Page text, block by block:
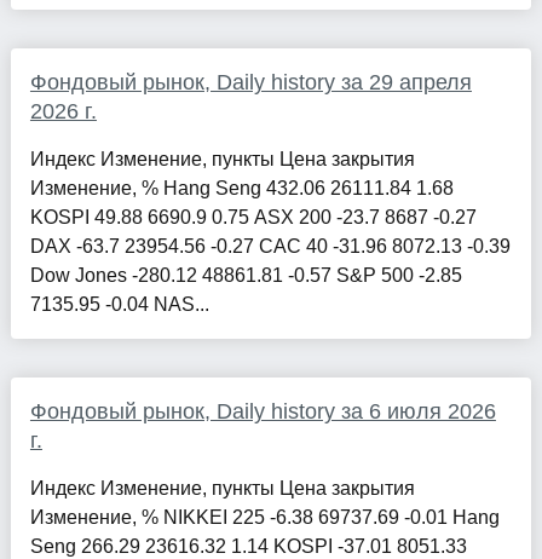
Фондовый рынок, Daily history за 29 апреля
2026 г.
Индекс Изменение, пункты Цена закрытия
Изменение, % Hang Seng 432.06 26111.84 1.68
KOSPI 49.88 6690.9 0.75 ASX 200 -23.7 8687 -0.27
DAX -63.7 23954.56 -0.27 CAC 40 -31.96 8072.13 -0.39
Dow Jones -280.12 48861.81 -0.57 S&P 500 -2.85
7135.95 -0.04 NAS...
Фондовый рынок, Daily history за 6 июля 2026
г.
Индекс Изменение, пункты Цена закрытия
Изменение, % NIKKEI 225 -6.38 69737.69 -0.01 Hang
Seng 266.29 23616.32 1.14 KOSPI -37.01 8051.33